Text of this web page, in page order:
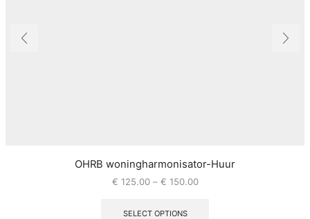
OHRB woningharmonisator-Huur
€ 125.00– € 150.00
SELECT OPTIONS